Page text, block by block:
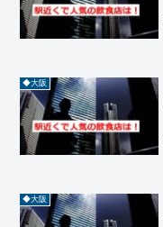
◆大阪
◆大阪